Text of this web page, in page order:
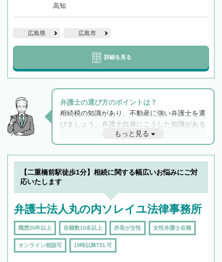
高知
広島県 広島市
詳細を見る
弁護士の選び方のポイントは？
相続税の知識があり、不動産に強い弁護士を選
びましょう。弁護士自身にこうした知識がある
と他士業との連携もスムーズに進み、トラブル
解決のみならず相続をトータルで任せることが
できます。また、相続は感情がからむ分野なの
でフィーリングも重要です。実際に電話や面談
で複数の弁護士と会話をしてウマが合う方に依
もっと見る
【二重橋前駅徒歩1分】相続に関する幅広いお悩みにご対
応いたします
弁護士法人丸の内ソレイユ法律事務所
職歴20年以上 在籍数10名以上 所長が女性 女性弁護士在籍
オンライン相談可 19時以降TEL可